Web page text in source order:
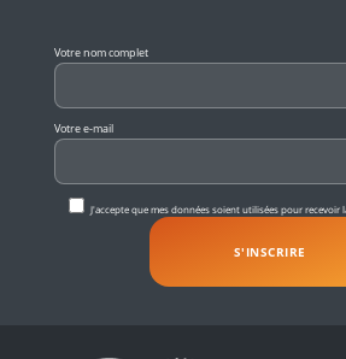
Votre nom complet
Votre e-mail
J'accepte que mes données soient utilisées pour recevoir